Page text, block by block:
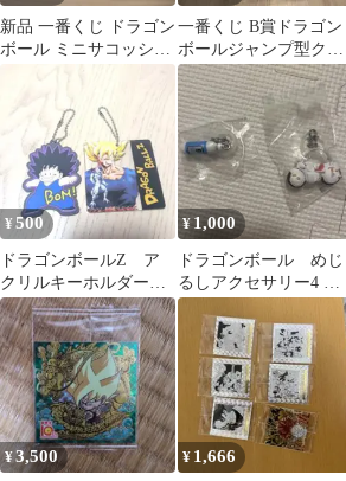
新品 一番くじ ドラゴン
ボール ミニサコッシュ
一番くじ B賞ドラゴン
ボールジャンプ型クッ
ション
¥500
ドラゴンボールZ ア
クリルキーホルダー
（悟空 ＆ フリー
ザ）ラバーストラップ
¥1,000
ドラゴンボール めじ
るしアクセサリー4 ポ
イポイカプセル ブル
マのバイク
¥3,500 ¥ 1,666